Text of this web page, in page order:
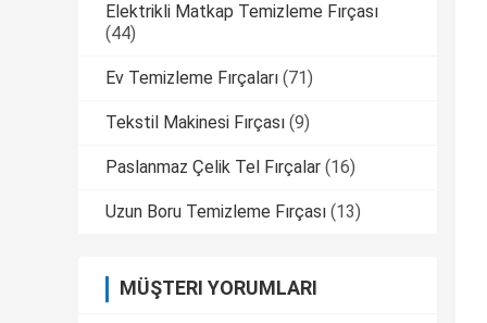
Elektrikli Matkap Temizleme Fırçası
(44)
Ev Temizleme Fırçaları (71)
Tekstil Makinesi Fırçası (9)
Paslanmaz Çelik Tel Fırçalar (16)
Uzun Boru Temizleme Fırçası (13)
MÜŞTERI YORUMLARI